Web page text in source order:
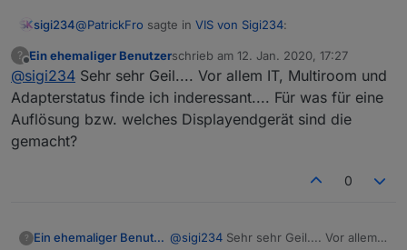
VIEW_Alexa_Show5_sigi234.txt
sigi234@PatrickFro sagte in VIS von Sigi234:
@sigi234Würdest Du den Heizungs-View zur
Verfügung stellen? Sehe ich richtig, dass sogar
Thermostates angezeigt wird?
VIEW_Heizung_1.txt
Temperatur auf dem Abbild des Thermostates
?
Offline
Ein ehemaliger Benutzerschrieb am 12. Jan. 2020, 17:27
zuletzt editiert von
@sigi234 Sehr sehr Geil.... Vor allem IT, Multiroom und
Adapterstatus finde ich inderessant.... Für was für eine
Auflösung bzw. welches Displayendgerät sind die
gemacht?
0
? Ein ehemaliger Benutzer @sigi234 Sehr sehr Geil.... Vor allem